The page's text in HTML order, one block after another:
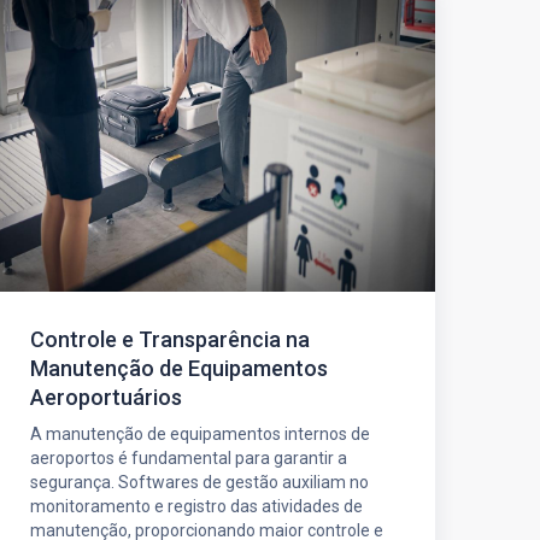
Controle e Transparência na
Manutenção de Equipamentos
Aeroportuários
A manutenção de equipamentos internos de
aeroportos é fundamental para garantir a
segurança. Softwares de gestão auxiliam no
monitoramento e registro das atividades de
manutenção, proporcionando maior controle e